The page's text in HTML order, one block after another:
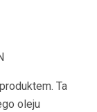
Ta
oleju